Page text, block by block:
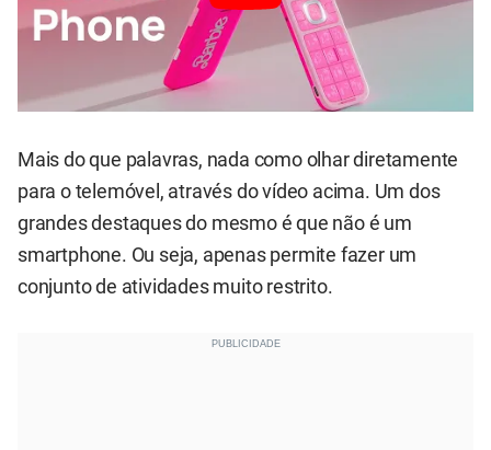
Mais do que palavras, nada como olhar diretamente
para o telemóvel, através do vídeo acima. Um dos
grandes destaques do mesmo é que não é um
smartphone. Ou seja, apenas permite fazer um
conjunto de atividades muito restrito.